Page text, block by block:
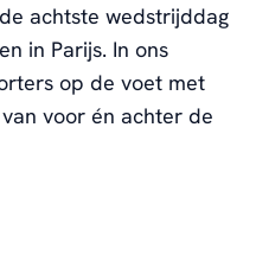
achtste wedstrijddag
in Parijs. In ons
op de voet met
voor én achter de